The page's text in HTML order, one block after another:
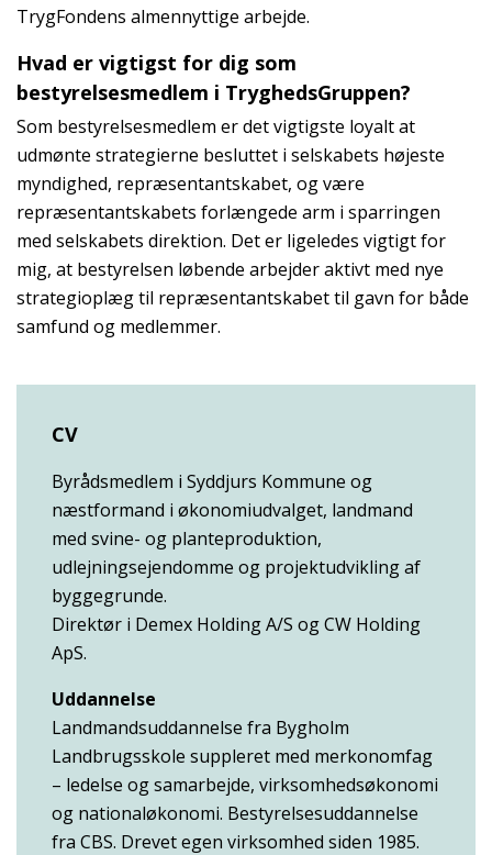
TrygFondens almennyttige arbejde.
Hvad er vigtigst for dig som
bestyrelsesmedlem i TryghedsGruppen?
Som bestyrelsesmedlem er det vigtigste loyalt at
udmønte strategierne besluttet i selskabets højeste
myndighed, repræsentantskabet, og være
repræsentantskabets forlængede arm i sparringen
med selskabets direktion. Det er ligeledes vigtigt for
mig, at bestyrelsen løbende arbejder aktivt med nye
strategioplæg til repræsentantskabet til gavn for både
samfund og medlemmer.
CV
Byrådsmedlem i Syddjurs Kommune og
næstformand i økonomiudvalget, landmand
med svine- og planteproduktion,
udlejningsejendomme og projektudvikling af
byggegrunde.
Direktør i Demex Holding A/S og CW Holding
ApS.
Uddannelse
Landmandsuddannelse fra Bygholm
Landbrugsskole suppleret med merkonomfag
– ledelse og samarbejde, virksomhedsøkonomi
og nationaløkonomi. Bestyrelsesuddannelse
fra CBS. Drevet egen virksomhed siden 1985.